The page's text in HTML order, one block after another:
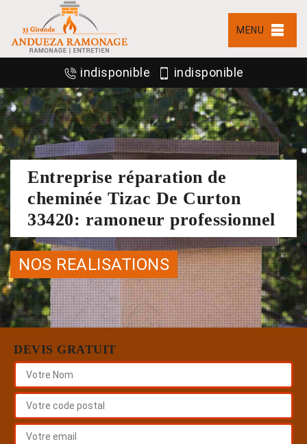
MENU
indisponible indisponible
Entreprise réparation de
cheminée Tizac De Curton
33420: ramoneur professionnel
NOS REALISATIONS
DEVIS GRATUIT